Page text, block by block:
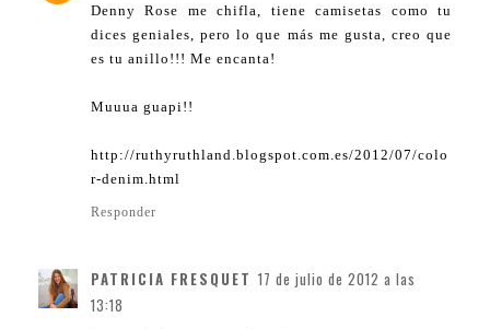
Denny Rose me chifla, tiene camisetas como tu
dices geniales, pero lo que más me gusta, creo que
es tu anillo!!! Me encanta!
Muuua guapi!!
http://ruthyruthland.blogspot.com.es/2012/07/colo
r-denim.html
Responder
PATRICIA FRESQUET 17 de julio de 2012 a las
13:18